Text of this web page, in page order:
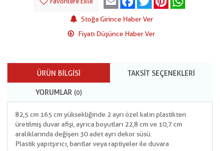
Stoğa Girince Haber Ver
Fiyatı Düşünce Haber Ver
ÜRÜN BILGISI TAKSIT SEÇENEKLERI
YORUMLAR (0)
82,5 cm 165 cm yüksekliğinde 2 ayrı özel kalın plastikten
üretilmiş duvar afişi, ayrıca boyutları 22,8 cm ve 10,7 cm
aralıklarında değişen 30 adet ayrı dekor süsü.
Plastik yapıtşırıcı, bantlar veya raptiyeler ile duvara